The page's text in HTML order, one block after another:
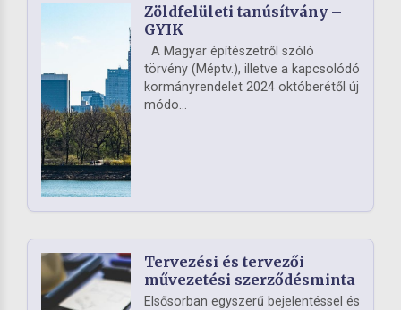
Zöldfelületi tanúsítvány –
GYIK
A Magyar építészetről szóló
törvény (Méptv.), illetve a kapcsolódó
kormányrendelet 2024 októberétől új
módo...
Tervezési és tervezői
művezetési szerződésminta
Elsősorban egyszerű bejelentéssel és